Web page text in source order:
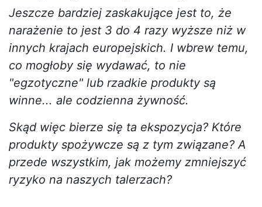
Jeszcze bardziej zaskakujące jest to, że
narażenie to jest 3 do 4 razy wyższe niż w
innych krajach europejskich. I wbrew temu,
co mogłoby się wydawać, to nie
"egzotyczne" lub rzadkie produkty są
winne... ale codzienna żywność.
Skąd więc bierze się ta ekspozycja? Które
produkty spożywcze są z tym związane? A
przede wszystkim, jak możemy zmniejszyć
ryzyko na naszych talerzach?